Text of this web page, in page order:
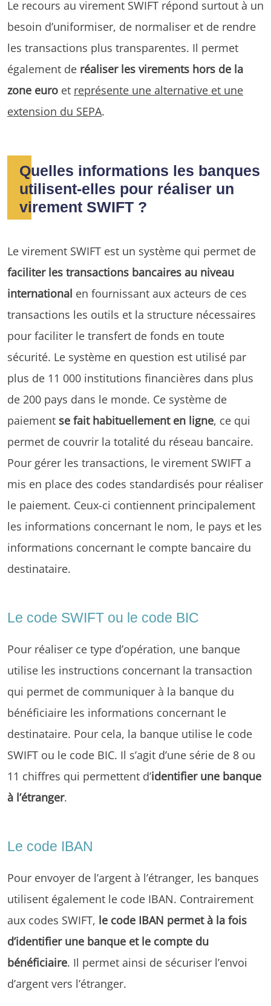
Le recours au virement SWIFT répond surtout à un
besoin d’uniformiser, de normaliser et de rendre
les transactions plus transparentes. Il permet
également de réaliser les virements hors de la
zone euro et représente une alternative et une
extension du SEPA.
Quelles informations les banques
utilisent-elles pour réaliser un
virement SWIFT ?
Le virement SWIFT est un système qui permet de
faciliter les transactions bancaires au niveau
international en fournissant aux acteurs de ces
transactions les outils et la structure nécessaires
pour faciliter le transfert de fonds en toute
sécurité. Le système en question est utilisé par
plus de 11 000 institutions financières dans plus
de 200 pays dans le monde. Ce système de
paiement se fait habituellement en ligne, ce qui
permet de couvrir la totalité du réseau bancaire.
Pour gérer les transactions, le virement SWIFT a
mis en place des codes standardisés pour réaliser
le paiement. Ceux-ci contiennent principalement
les informations concernant le nom, le pays et les
informations concernant le compte bancaire du
destinataire.
Le code SWIFT ou le code BIC
Pour réaliser ce type d’opération, une banque
utilise les instructions concernant la transaction
qui permet de communiquer à la banque du
bénéficiaire les informations concernant le
destinataire. Pour cela, la banque utilise le code
SWIFT ou le code BIC. Il s’agit d’une série de 8 ou
11 chiffres qui permettent d’identifier une banque
à l’étranger.
Le code IBAN
Pour envoyer de l’argent à l’étranger, les banques
utilisent également le code IBAN. Contrairement
aux codes SWIFT, le code IBAN permet à la fois
d’identifier une banque et le compte du
bénéficiaire. Il permet ainsi de sécuriser l’envoi
d’argent vers l’étranger.